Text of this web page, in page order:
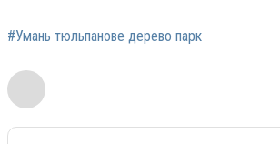
#Умань тюльпанове дерево парк